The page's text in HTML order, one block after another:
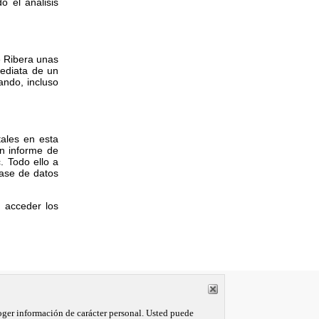
información de carácter personal. Usted puede
Ribera unas
de un
incluso
en esta
informe de
Todo ello a
de datos
acceder los